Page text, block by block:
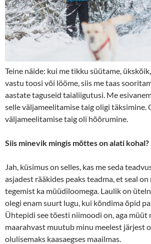
Teine näide: kui me tikku süütame,
vastu toosi või lööme, siis me taas
aastate taguseid taialiigutusi. Me
selle väljameelitamise taig oligi täksimine.
väljameelitamise taig oli hõõrumine.
Siis minevik mingis mõttes on alati kohal?
Jah, küsimus on selles, kas me seda
asjadest rääkides peaks teadma, et seal
tegemist ka müüdiloomega. Laulik on
olegi enam suurt lugu, kui kõndima õpid
Ühtepidi see tõesti niimoodi on, aga müüt
maarahvast muutub minu meelest järjest
olulisemaks kaasaegses maailmas.